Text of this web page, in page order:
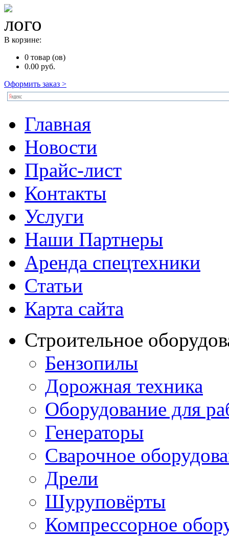
В корзине:
0 товар (ов)
0.00 руб.
Оформить заказ >
Главная
Новости
Прайс-лист
Контакты
Услуги
Наши Партнеры
Аренда спецтехники
Статьи
Карта сайта
Строительное
Бензопилы
Дорожная техника
Оборудование для
Генераторы
Сварочное
Дрели
Шуруповёрты
Компрессорное